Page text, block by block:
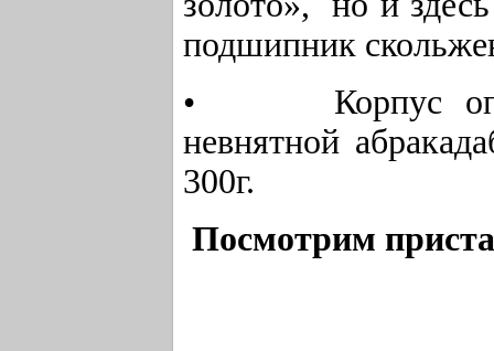
подшипник
• Корпус
невнятной
300г.
Посмотрим